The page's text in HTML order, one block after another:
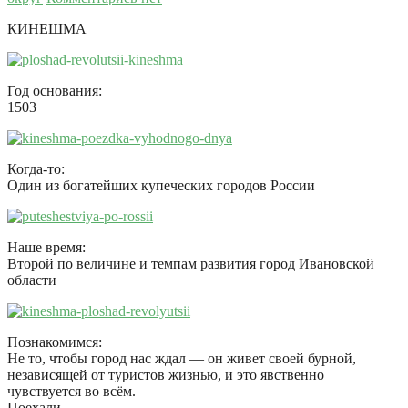
КИНЕШМА
Год основания:
1503
Когда-то:
Один из богатейших купеческих городов России
Наше время:
Второй по величине и темпам развития город Ивановской
области
Познакомимся:
Не то, чтобы город нас ждал — он живет своей бурной,
независящей от туристов жизнью, и это явственно
чувствуется во всём.